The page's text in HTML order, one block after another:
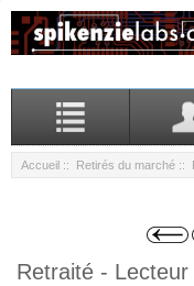
Accueil :: Retirés du marché ::
Retraité -